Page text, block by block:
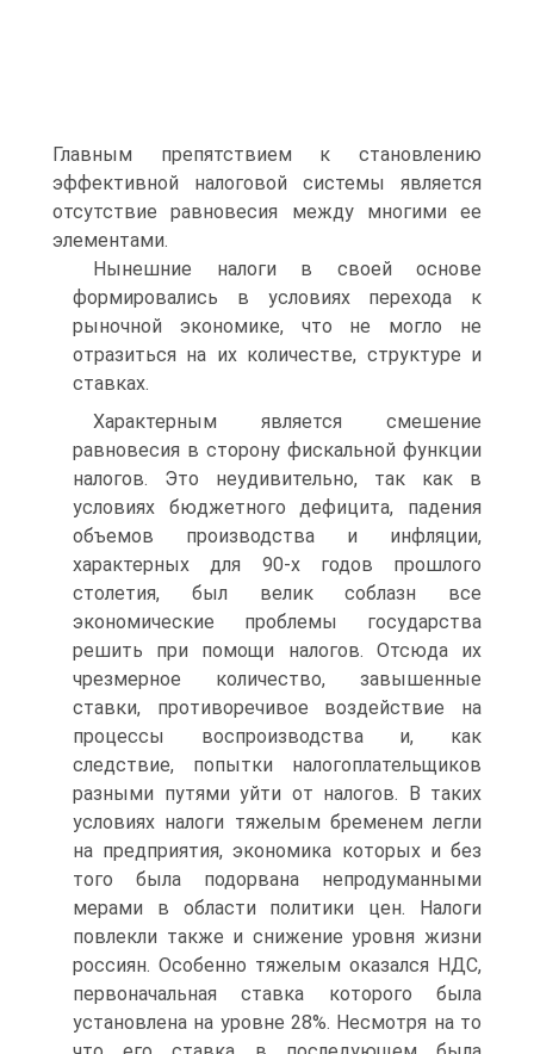
Главным препятствием к становлению
эффективной налоговой системы является
отсутствие равновесия между многими ее
элементами.
Нынешние налоги в своей основе
формировались в условиях перехода к
рыночной экономике, что не могло не
отразиться на их количестве, структуре и
ставках.
Характерным является смешение
равновесия в сторону фискальной функции
налогов. Это неудивительно, так как в
условиях бюджетного дефицита, падения
объемов производства и инфляции,
характерных для 90-х годов прошлого
столетия, был велик соблазн все
экономические проблемы государства
решить при помощи налогов. Отсюда их
чрезмерное количество, завышенные
ставки, противоречивое воздействие на
процессы воспроизводства и, как
следствие, попытки налогоплательщиков
разными путями уйти от налогов. В таких
условиях налоги тяжелым бременем легли
на предприятия, экономика которых и без
того была подорвана непродуманными
мерами в области политики цен. Налоги
повлекли также и снижение уровня жизни
россиян. Особенно тяжелым оказался НДС,
первоначальная ставка которого была
установлена на уровне 28%. Несмотря на то